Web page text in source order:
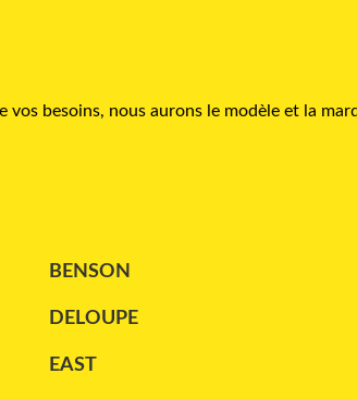
besoins, nous aurons le modèle et la
BENSON
DELOUPE
EAST